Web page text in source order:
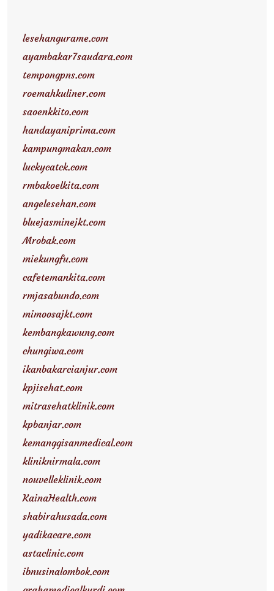
lesehangurame.com
ayambakar7saudara.com
tempongpns.com
roemahkuliner.com
saoenkkito.com
handayaniprima.com
kampungmakan.com
luckycatck.com
rmbakoelkita.com
angelesehan.com
bluejasminejkt.com
Mrobak.com
miekungfu.com
cafetemankita.com
rmjasabundo.com
mimoosajkt.com
kembangkawung.com
chungiwa.com
ikanbakarcianjur.com
kpjisehat.com
mitrasehatklinik.com
kpbanjar.com
kemanggisanmedical.com
kliniknirmala.com
nouvelleklinik.com
KainaHealth.com
shabirahusada.com
yadikacare.com
astaclinic.com
ibnusinalombok.com